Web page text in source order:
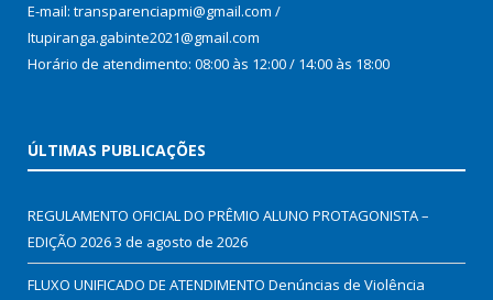
E-mail: transparenciapmi@gmail.com /
Itupiranga.gabinte2021@gmail.com
Horário de atendimento: 08:00 às 12:00 / 14:00 às 18:00
ÚLTIMAS PUBLICAÇÕES
REGULAMENTO OFICIAL DO PRÊMIO ALUNO PROTAGONISTA –
EDIÇÃO 20263 de agosto de 2026
FLUXO UNIFICADO DE ATENDIMENTO Denúncias de Violência